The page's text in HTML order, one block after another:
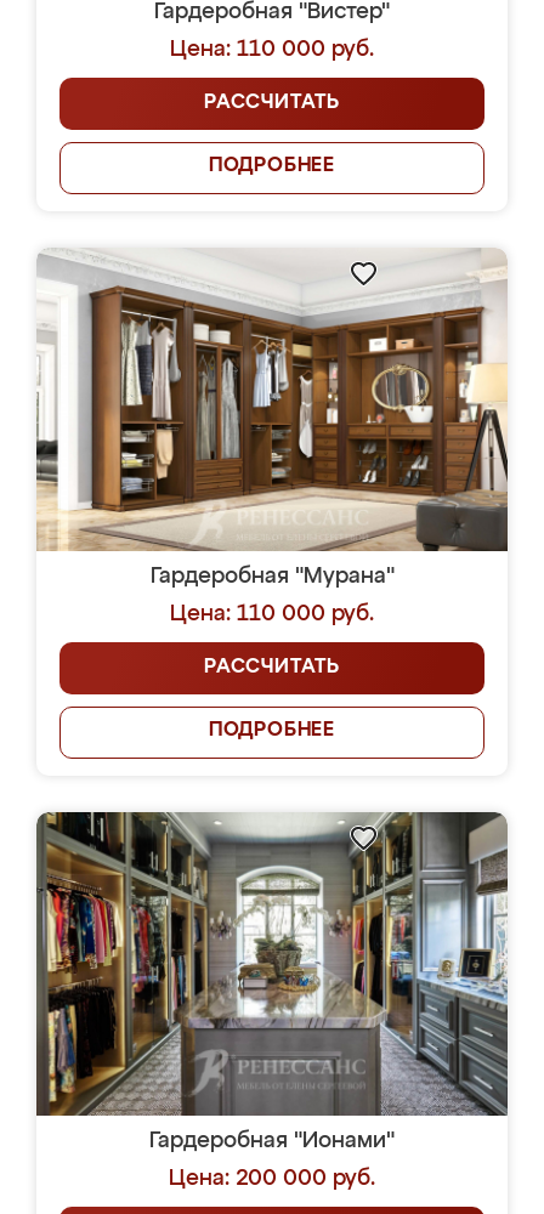
Гардеробная "Вистер"
Цена: 110 000 руб.
РАССЧИТАТЬ
ПОДРОБНЕЕ
Гардеробная "Мурана"
Цена: 110 000 руб.
РАССЧИТАТЬ
ПОДРОБНЕЕ
Гардеробная "Ионами"
Цена: 200 000 руб.